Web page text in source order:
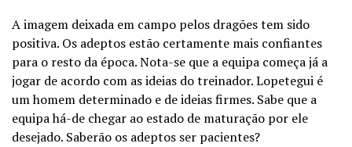
A imagem deixada em campo pelos dragões tem sido
positiva. Os adeptos estão certamente mais confiantes
para o resto da época. Nota-se que a equipa começa já a
jogar de acordo com as ideias do treinador. Lopetegui é
um homem determinado e de ideias firmes. Sabe que a
equipa há-de chegar ao estado de maturação por ele
desejado. Saberão os adeptos ser pacientes?